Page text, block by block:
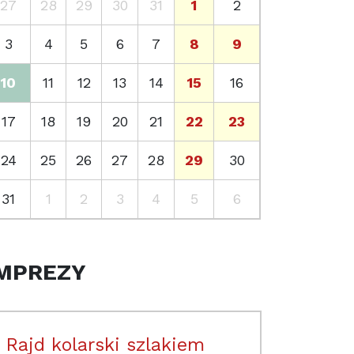
27 28 29 30 31 1 2
3 4 5 6 7 8 9
10 11 12 13 14 15 16
17 18 19 20 21 22 23
24 25 26 27 28 29 30
31 1 2 3 4 5 6
Rajd kolarski szlakiem